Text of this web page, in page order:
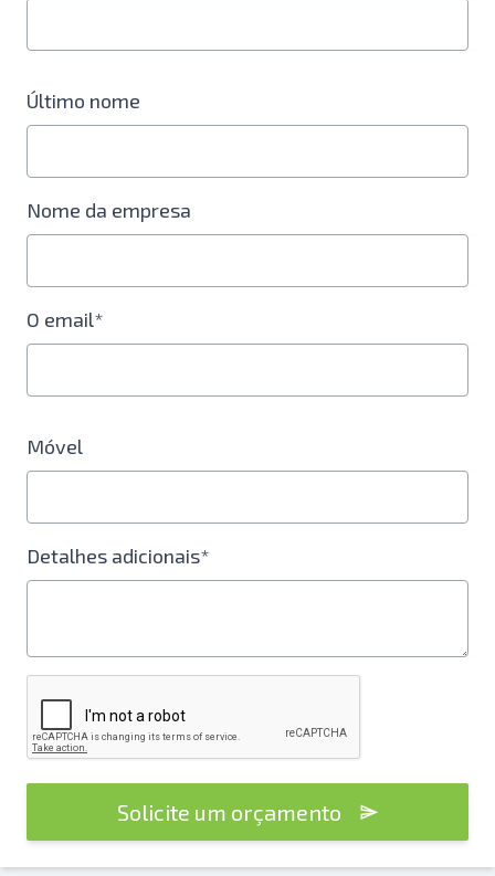
Último nome
Nome da empresa
O email*
Móvel
Detalhes adicionais*
Solicite um orçamento